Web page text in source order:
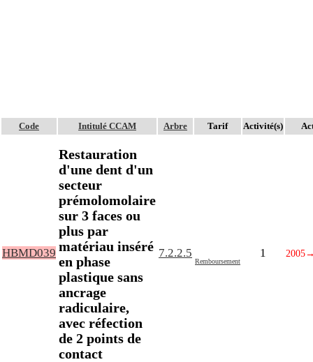
Code Intitulé CCAM Arbre Tarif Activité(s)
HBMD039
Restauration
d'une dent d'un
secteur
prémolomolaire
sur 3 faces ou
plus par
matériau inséré
en phase
plastique sans
ancrage
radiculaire,
avec réfection
de 2 points de
contact
7.2.2.5
Remboursement
1 2005